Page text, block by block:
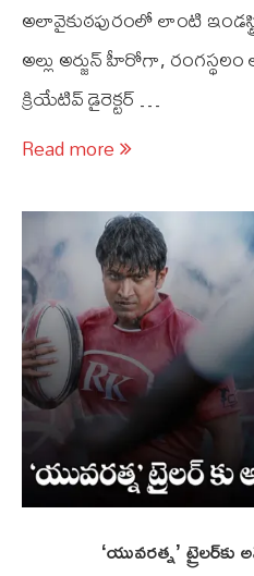
అలావైకుఠ‌పురంలో లాంటి
అల్లు అర్జున్ హీరోగా,
క్రియేటివ్ డైరెక్టర్ …
Read more
‘యువ‌ర‌త్న‌’